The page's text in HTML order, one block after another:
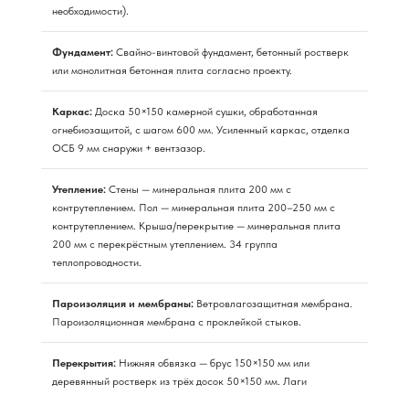
необходимости).
Фундамент: Свайно-винтовой фундамент, бетонный ростверк
или монолитная бетонная плита согласно проекту.
Каркас: Доска 50×150 камерной сушки, обработанная
огнебиозащитой, с шагом 600 мм. Усиленный каркас, отделка
ОСБ 9 мм снаружи + вентзазор.
Утепление: Стены — минеральная плита 200 мм с
контрутеплением. Пол — минеральная плита 200–250 мм с
контрутеплением. Крыша/перекрытие — минеральная плита
200 мм с перекрёстным утеплением. 34 группа
теплопроводности.
Пароизоляция и мембраны: Ветровлагозащитная мембрана.
Пароизоляционная мембрана с проклейкой стыков.
Перекрытия: Нижняя обвязка — брус 150×150 мм или
деревянный ростверк из трёх досок 50×150 мм. Лаги